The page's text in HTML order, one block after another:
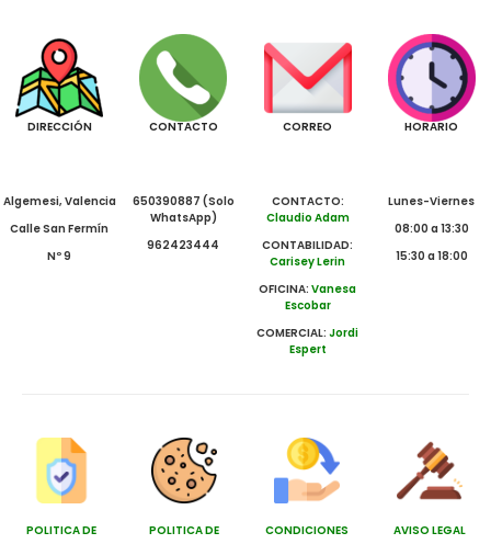
DIRECCIÓN
Algemesi, Valencia
Calle San Fermín
Nº 9
CONTACTO
650390887 (Solo
WhatsApp)
962423444
CORREO
CONTACTO:
Claudio Adam
CONTABILIDAD:
Carisey Lerin
OFICINA:Vanesa
Escobar
COMERCIAL:Jordi
Espert
HORARIO
Lunes-Viernes
08:00 a 13:30
15:30 a 18:00
POLITICA DE POLITICA DE CONDICIONES AVISO LEGAL